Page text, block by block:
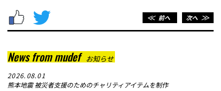
＜＜前へ 次へ＞＞
News from mudef お知らせ
2026.08.01
熊本地震 被災者支援のためのチャリティアイテムを制作